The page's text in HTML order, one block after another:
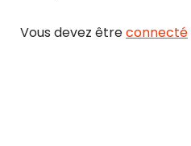
Vous devez êtreconnecté